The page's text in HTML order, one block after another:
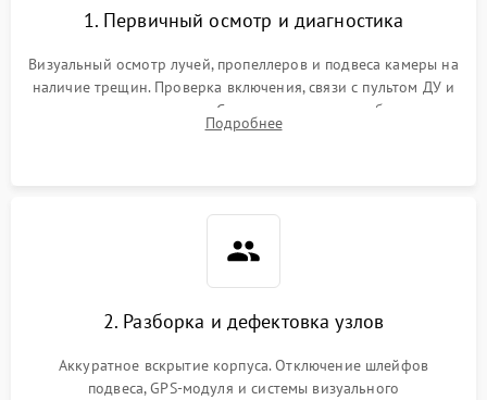
1. Первичный осмотр и диагностика
Визуальный осмотр лучей, пропеллеров и подвеса камеры на
наличие трещин. Проверка включения, связи с пультом ДУ и
передачи видеосигнала. Считывание логов ошибок через
полетное ПО для определения характера неисправности.
Подробнее
2. Разборка и дефектовка узлов
Аккуратное вскрытие корпуса. Отключение шлейфов
подвеса, GPS-модуля и системы визуального